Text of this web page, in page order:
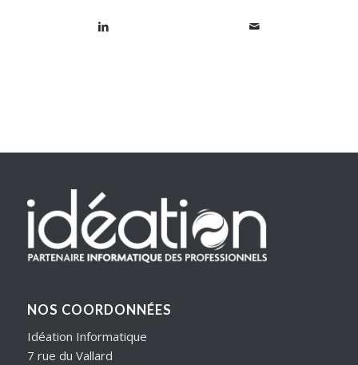
NOS COORDONNÉES
Idéation Informatique
7 rue du Vallard